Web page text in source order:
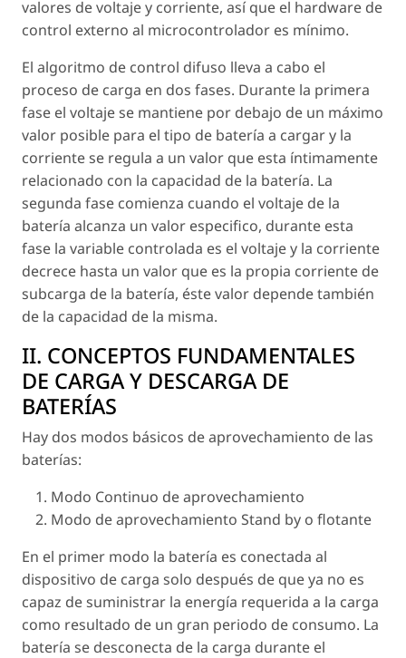
valores de voltaje y corriente, así que el hardware de
control externo al microcontrolador es mínimo.
El algoritmo de control difuso lleva a cabo el
proceso de carga en dos fases. Durante la primera
fase el voltaje se mantiene por debajo de un máximo
valor posible para el tipo de batería a cargar y la
corriente se regula a un valor que esta íntimamente
relacionado con la capacidad de la batería. La
segunda fase comienza cuando el voltaje de la
batería alcanza un valor especifico, durante esta
fase la variable controlada es el voltaje y la corriente
decrece hasta un valor que es la propia corriente de
subcarga de la batería, éste valor depende también
de la capacidad de la misma.
II. CONCEPTOS FUNDAMENTALES
DE CARGA Y DESCARGA DE
BATERÍAS
Hay dos modos básicos de aprovechamiento de las
baterías:
Modo Continuo de aprovechamiento
Modo de aprovechamiento Stand by o flotante
En el primer modo la batería es conectada al
dispositivo de carga solo después de que ya no es
capaz de suministrar la energía requerida a la carga
como resultado de un gran periodo de consumo. La
batería se desconecta de la carga durante el